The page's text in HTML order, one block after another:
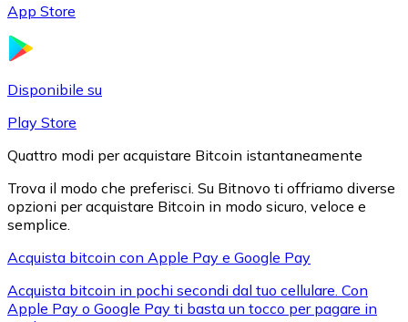
XRP
App Store
Disponibile su
Play Store
Quattro modi per acquistare Bitcoin istantaneamente
Trova il modo che preferisci. Su Bitnovo ti offriamo diverse
opzioni per acquistare Bitcoin in modo sicuro, veloce e
semplice.
Acquista bitcoin con Apple Pay e Google Pay
Acquista bitcoin in pochi secondi dal tuo cellulare. Con
Apple Pay o Google Pay ti basta un tocco per pagare in